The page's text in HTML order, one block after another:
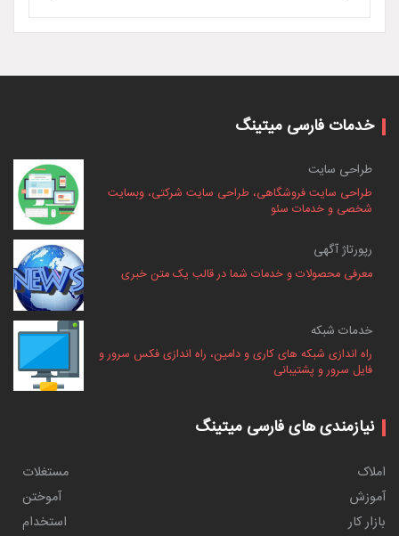
خدمات فارسی میتینگ
طراحی سایت
طراحی سایت فروشگاهی، طراحی سایت شرکتی، وبسایت
شخصی و خدمات سئو
رپورتاژ آگهی
معرفی محصولات و خدمات شما در قالب یک متن خبری
خدمات شبکه
راه اندازی شبکه های کاری و دامین، راه اندازی فکس سرور و
فایل سرور و پشتیبانی
نیازمندی های فارسی میتینگ
املاک
مستغلات
آموزش
آموختن
بازار کار
استخدام